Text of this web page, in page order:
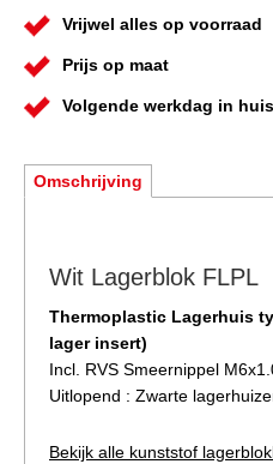
Vrijwel alles op voorraad
Prijs op maat
Volgende werkdag in huis
Omschrijving
Wit Lagerblok FLPL
Thermoplastic Lagerhuis
lager insert)
Incl. RVS Smeernippel
Uitlopend : Zwarte
Bekijk alle kunststof